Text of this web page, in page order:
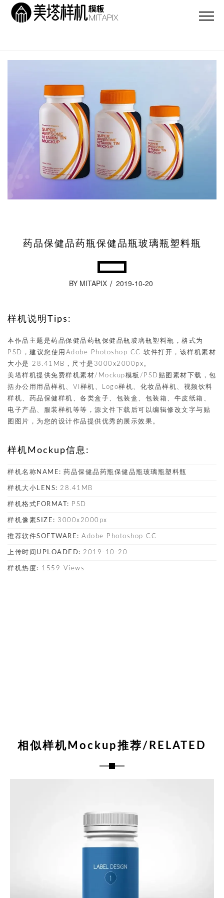
药品保健品药瓶保健品瓶玻璃瓶塑料瓶
BY MITAPIX 2019-10-20
样机说明Tips:
本作品主题是药品保健品药瓶保健品瓶玻璃瓶塑料瓶，格式为
PSD，建议您使用Adobe Photoshop CC 软件打开，该样机素材
大小是 28.41MB，尺寸是3000x2000px。
美塔样机提供免费样机素材/Mockup模板/PSD贴图素材下载，包
括办公用用品样机、VI样机、Logo样机、化妆品样机、视频饮料
样机、药品保健样机、各类盒子、包装盒、包装箱、牛皮纸箱、
电子产品、服装样机等等，源文件下载后可以编辑修改文字与贴
图图片，为您的设计作品提供优秀的展示效果。
样机Mockup信息:
样机名称NAME: 药品保健品药瓶保健品瓶玻璃瓶塑料瓶
样机大小LENS: 28.41MB
样机格式FORMAT: PSD
样机像素SIZE: 3000x2000px
推荐软件SOFTWARE: Adobe Photoshop CC
上传时间UPLOADED: 2019-10-20
样机热度: 1559 Views
相似样机Mockup推荐/RELATED